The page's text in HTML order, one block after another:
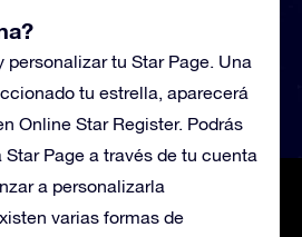
personalizar tu Star Page. Una
tu estrella, aparecerá
Online Star Register. Podrás
Page a través de tu cuenta
a personalizarla
varias formas de